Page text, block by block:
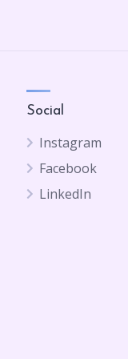
Social
Instagram
Facebook
LinkedIn